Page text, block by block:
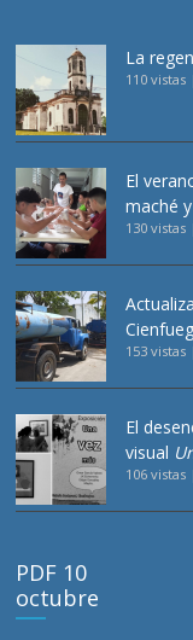
La
110 vistas
El
maché
130 vistas
153 vistas
El
visual
106 vistas
PDF 10
octubre